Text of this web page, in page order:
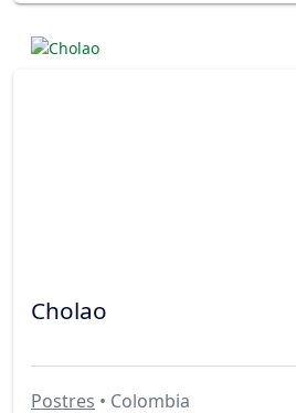
Cholao
Postres • Colombia